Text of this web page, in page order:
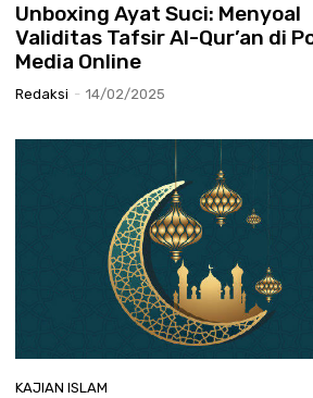
Unboxing Ayat Suci: Menyoal
Validitas Tafsir Al-Qur’an di
Media Online
Redaksi - 14/02/2025
KAJIAN ISLAM